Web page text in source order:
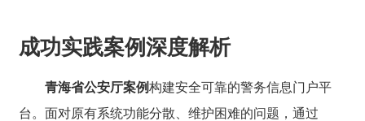
成功实践案例深度解析
青海省公安厅案例构建安全可靠的警务信息门户平
台。面对原有系统功能分散、维护困难的问题，通过